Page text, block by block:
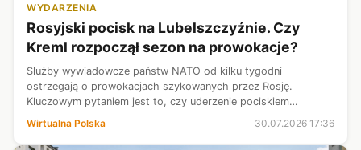
WYDARZENIA
Rosyjski pocisk na Lubelszczyźnie. Czy
Kreml rozpoczął sezon na prowokacje?
Służby wywiadowcze państw NATO od kilku tygodni
ostrzegają o prowokacjach szykowanych przez Rosję.
Kluczowym pytaniem jest to, czy uderzenie pociskiem
elementem wstępu do tej prowokacji czy działaniem...
Wirtualna Polska 30.07.2026 17:36